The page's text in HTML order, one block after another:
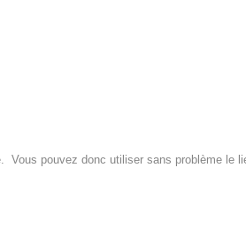
Vous pouvez donc utiliser sans problème le